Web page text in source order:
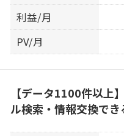
利益/月
PV/月
【データ1100件以上
ル検索・情報交換で